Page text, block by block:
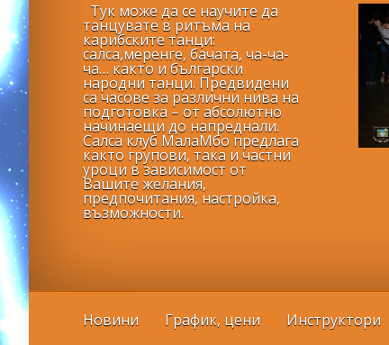
Тук може да се научите да
танцувате в ритъма на
карибските танци:
салса,меренге, бачата, ча-ча-
ча… както и български
народни танци. Предвидени
са часове за различни нива на
подготовка – от абсолютно
начинаещи до напреднали.
Салса клуб МалаМбо предлага
както групови, така и частни
уроци в зависимост от
Вашите желания,
предпочитания, настройка,
възможности.
Новини График, цени Инструктори